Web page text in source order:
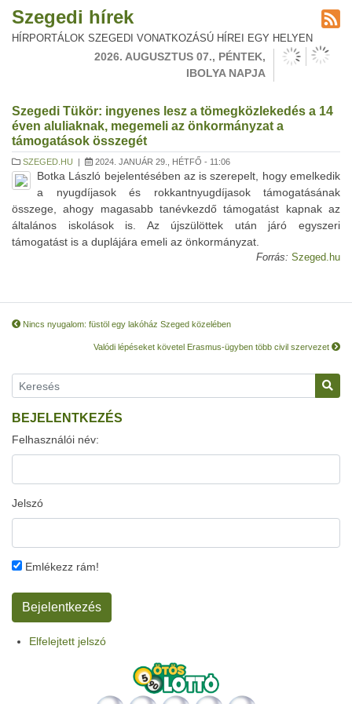
Szegedi hírek
HÍRPORTÁLOK SZEGEDI VONATKOZÁSÚ HÍREI EGY HELYEN
2026. AUGUSZTUS 07., PÉNTEK,
IBOLYA NAPJA
Szegedi Tükör: ingyenes lesz a tömegközlekedés a 14
éven aluliaknak, megemeli az önkormányzat a
támogatások összegét
SZEGED.HU | 2024. JANUÁR 29., HÉTFŐ - 11:06
Botka László bejelentésében az is szerepelt, hogy emelkedik
a nyugdíjasok és rokkantnyugdíjasok támogatásának
összege, ahogy magasabb tanévkezdő támogatást kapnak az
általános iskolások is. Az újszülöttek után járó egyszeri
támogatást is a duplájára emeli az önkormányzat.
Forrás: Szeged.hu
Nincs nyugalom: füstöl egy lakóház Szeged közelében
Valódi lépéseket követel Erasmus-ügyben több civil szervezet
BEJELENTKEZÉS
Felhasználói név:
Jelszó
Emlékezz rám!
Elfelejtett jelszó